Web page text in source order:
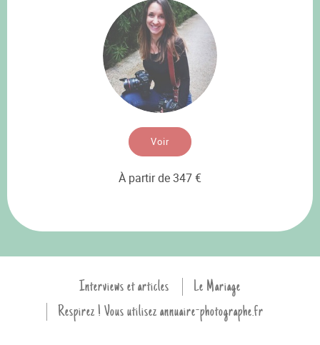
Voir
À partir de 347 €
Interviews et articles
Le Mariage
Respirez ! Vous utilisez annuaire-photographe.fr